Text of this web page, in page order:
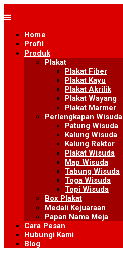
to
Home
Profil
Produk
Plakat
Plakat Fiber
Plakat Kayu
Plakat Akrilik
Plakat Wayang
Plakat Marmer
Perlengkapan Wisuda
Patung Wisuda
Kalung Wisuda
Kalung Rektor
Plakat Wisuda
Map Wisuda
Tabung Wisuda
Toga Wisuda
Topi Wisuda
Box Plakat
Medali Kejuaraan
Papan Nama Meja
Cara Pesan
Hubungi Kami
Blog